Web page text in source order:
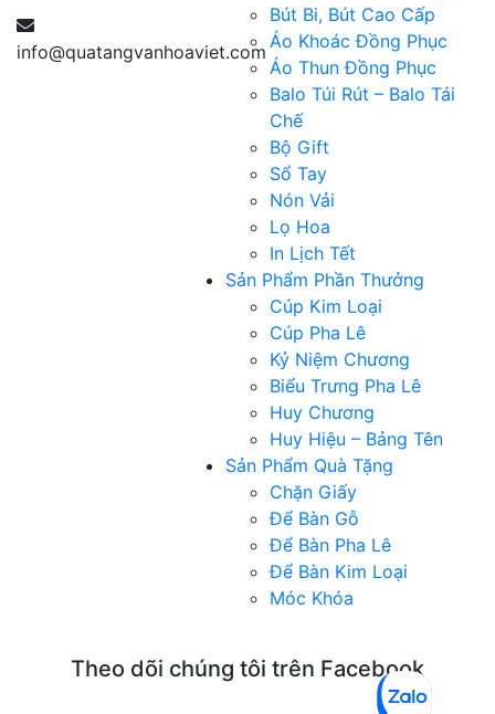
info@quatangvanhoaviet.com
Bút Bi, Bút Cao Cấp
Áo Khoác Đồng Phục
Áo Thun Đồng Phục
Balo Túi Rút – Balo Tái
Chế
Bộ Gift
Sổ Tay
Nón Vải
Lọ Hoa
In Lịch Tết
Sản Phẩm Phần Thưởng
Cúp Kim Loại
Cúp Pha Lê
Kỷ Niệm Chương
Biểu Trưng Pha Lê
Huy Chương
Huy Hiệu – Bảng Tên
Sản Phẩm Quà Tặng
Chặn Giấy
Để Bàn Gỗ
Để Bàn Pha Lê
Để Bàn Kim Loại
Móc Khóa
Theo dõi chúng tôi trên Facebook